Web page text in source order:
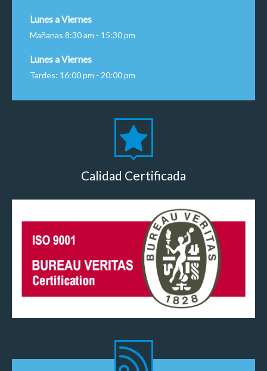
Lunes a Viernes
Mañanas 8:30 am - 15:30 pm
Lunes a Viernes
Tardes: 16:00 pm - 20:00 pm
Calidad Certificada